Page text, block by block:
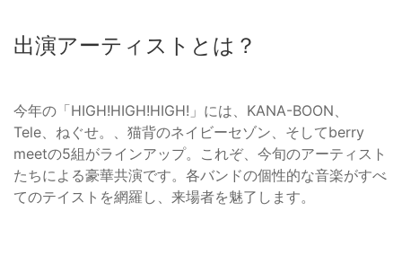
出演アーティストとは？
今年の「HIGH!HIGH!HIGH!」には、KANA-BOON、
Tele、ねぐせ。、猫背のネイビーセゾン、そしてberry
meetの5組がラインアップ。これぞ、今旬のアーティスト
たちによる豪華共演です。各バンドの個性的な音楽がすべ
てのテイストを網羅し、来場者を魅了します。